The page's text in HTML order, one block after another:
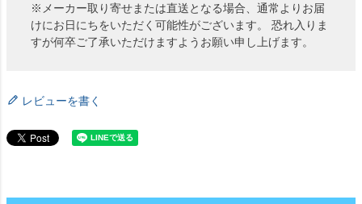
※メーカー取り寄せまたは直送となる場合、通常よりお届
けにお日にちをいただく可能性がございます。 恐れ入りま
すが何卒ご了承いただけますようお願い申し上げます。
レビューを書く